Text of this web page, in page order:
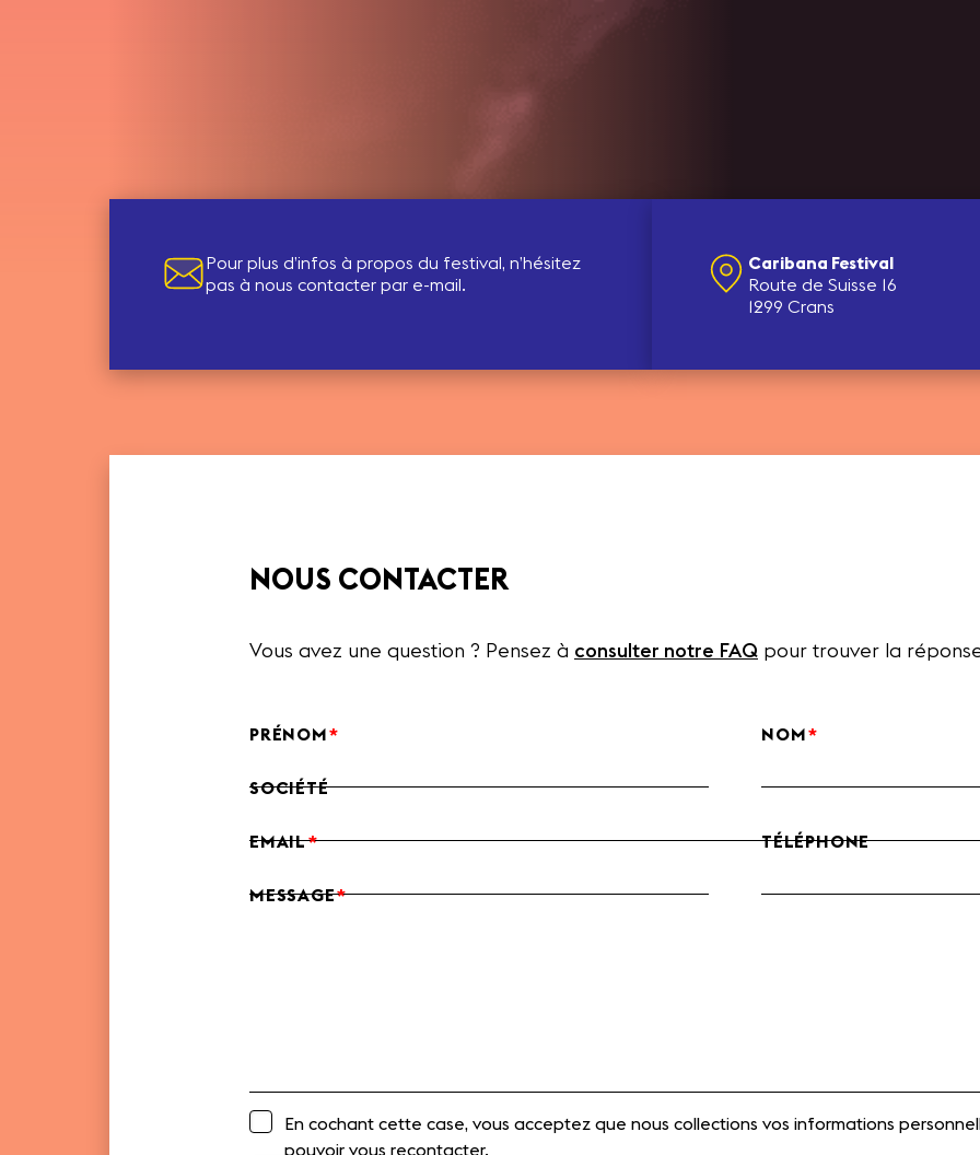
Pour plus d’infos à propos du festival, n’hésitez
pas à nous contacter par e-mail.
Caribana Festival
Route de Suisse 16
1299 Crans
NOUS CONTACTER
Vous avez une question ? Pensez à consulter notre FAQ pour trouver la
PRÉNOM NOM
SOCIÉTÉ
EMAIL TÉLÉPHONE
MESSAGE
En cochant cette case, vous acceptez que nous collections vos informations
pouvoir vous recontacter.